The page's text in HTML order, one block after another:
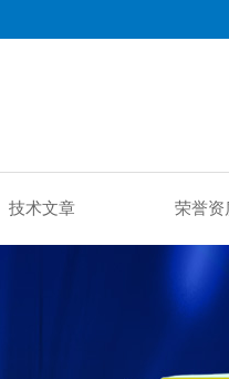
技术文章 荣誉资